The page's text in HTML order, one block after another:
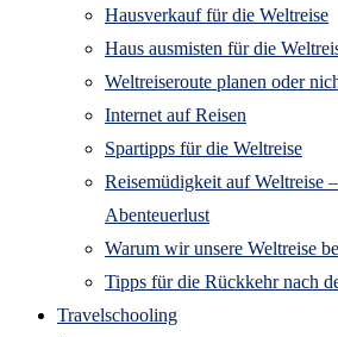
Hausverkauf für die Weltreise
Haus ausmisten für die
Weltreiseroute planen oder
Internet auf Reisen
Spartipps für die Weltreise
Reisemüdigkeit auf Weltreise
Abenteuerlust
Warum wir unsere Weltreise
Tipps für die Rückkehr nach
Travelschooling